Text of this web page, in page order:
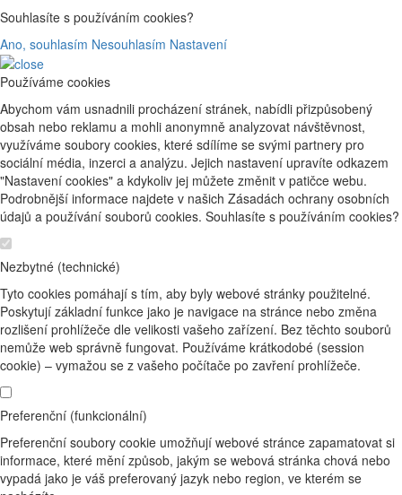
Souhlasíte s používáním cookies?
Ano, souhlasím Nesouhlasím Nastavení
Používáme cookies
Abychom vám usnadnili procházení stránek, nabídli přizpůsobený
obsah nebo reklamu a mohli anonymně analyzovat návštěvnost,
využíváme soubory cookies, které sdílíme se svými partnery pro
sociální média, inzerci a analýzu. Jejich nastavení upravíte odkazem
"Nastavení cookies" a kdykoliv jej můžete změnit v patičce webu.
Podrobnější informace najdete v našich Zásadách ochrany osobních
údajů a používání souborů cookies. Souhlasíte s používáním cookies?
Nezbytné (technické)
Tyto cookies pomáhají s tím, aby byly webové stránky použitelné.
Poskytují základní funkce jako je navigace na stránce nebo změna
rozlišení prohlížeče dle velikosti vašeho zařízení. Bez těchto souborů
nemůže web správně fungovat. Používáme krátkodobé (session
cookie) – vymažou se z vašeho počítače po zavření prohlížeče.
Preferenční (funkcionální)
Preferenční soubory cookie umožňují webové stránce zapamatovat si
informace, které mění způsob, jakým se webová stránka chová nebo
vypadá jako je váš preferovaný jazyk nebo region, ve kterém se